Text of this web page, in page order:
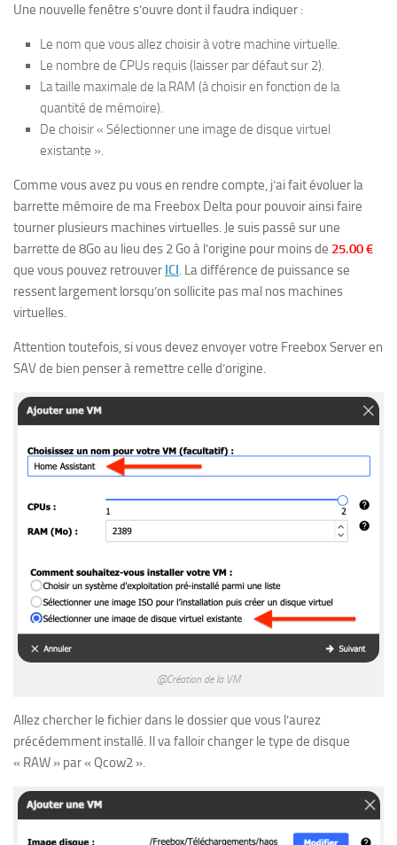
Une nouvelle fenêtre s’ouvre dont il faudra indiquer :
Le nom que vous allez choisir à votre machine virtuelle.
Le nombre de CPUs requis (laisser par défaut sur 2).
La taille maximale de la RAM (à choisir en fonction de la
quantité de mémoire).
De choisir « Sélectionner une image de disque virtuel
existante ».
Comme vous avez pu vous en rendre compte, j’ai fait évoluer la
barrette mémoire de ma Freebox Delta pour pouvoir ainsi faire
tourner plusieurs machines virtuelles. Je suis passé sur une
barrette de 8Go au lieu des 2 Go à l’origine pour moins de 25.00 €
que vous pouvez retrouver ICI. La différence de puissance se
ressent largement lorsqu’on sollicite pas mal nos machines
virtuelles.
Attention toutefois, si vous devez envoyer votre Freebox Server en
SAV de bien penser à remettre celle d’origine.
@Création de la VM
Allez chercher le fichier dans le dossier que vous l’aurez
précédemment installé. Il va falloir changer le type de disque
« RAW » par « Qcow2 ».